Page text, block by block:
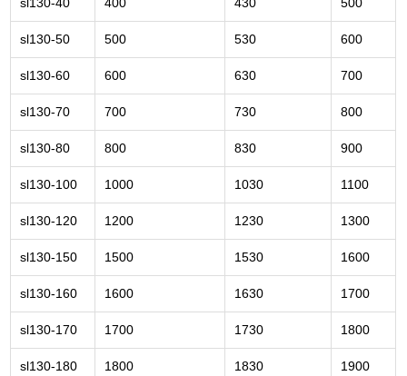
sl130-50 500 530 600
sl130-60 600 630 700
sl130-70 700 730 800
sl130-80 800 830 900
sl130-100 1000 1030 1100
sl130-120 1200 1230 1300
sl130-150 1500 1530 1600
sl130-160 1600 1630 1700
sl130-170 1700 1730 1800
sl130-180 1800 1830 1900